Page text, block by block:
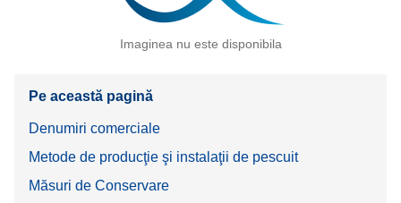
Imaginea nu este disponibila
Pe această pagină
Denumiri comerciale
Metode de producţie şi instalaţii de pescuit
Măsuri de Conservare